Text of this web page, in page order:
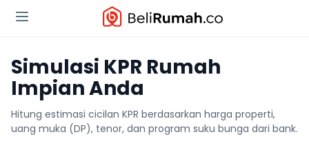
Simulasi KPR Rumah
Impian Anda
Hitung estimasi cicilan KPR berdasarkan harga properti,
uang muka (DP), tenor, dan program suku bunga dari bank.